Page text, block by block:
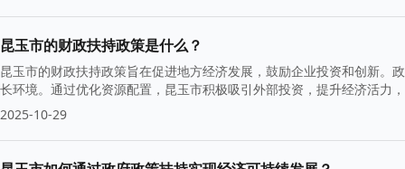
昆玉市的财政扶持政策是什么？
昆玉市的财政扶持政策旨在促进地方经济发展，鼓励企业投资和创新。
长环境。通过优化资源配置，昆玉市积极吸引外部投资，提升经济活力
2025-10-29